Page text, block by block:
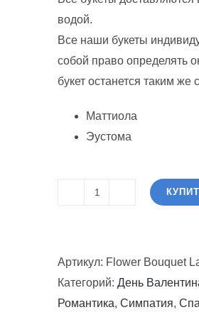
120.00$.
водой.
Все наши букеты
собой право определять
букет останется таким
Маттиола
Эустома
Количество
цветов
Лариса
Артикул: Flower Bouquet
Категорий: День
Романтика, Симпатия,